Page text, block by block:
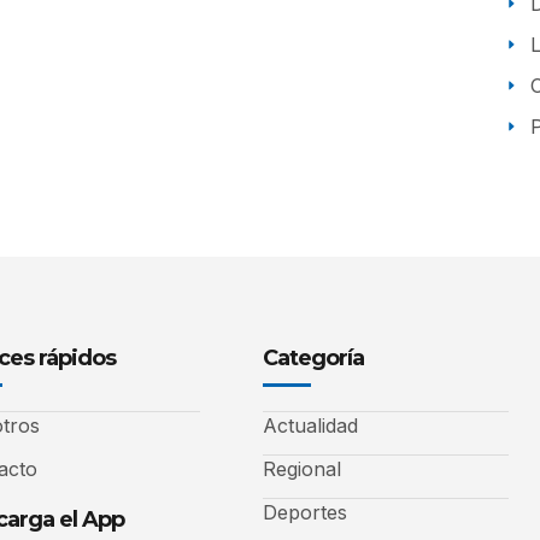
rápidos
el App
Categoría
Actualidad
Regional
Deportes